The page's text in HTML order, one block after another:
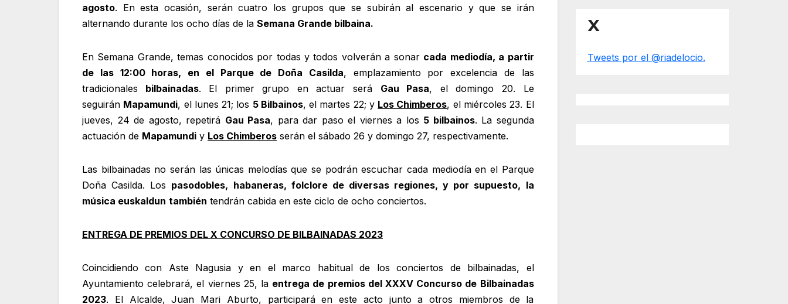
agosto. En esta ocasión, serán cuatro los grupos que se subirán al escenario y que se irán
alternando durante los ocho días de la Semana Grande bilbaina.
En Semana Grande, temas conocidos por todas y todos volverán a sonar cada mediodía, a partir
de las 12:00 horas, en el Parque de Doña Casilda, emplazamiento por excelencia de las
tradicionales bilbainadas. El primer grupo en actuar será Gau Pasa, el domingo 20. Le
seguirán Mapamundi, el lunes 21; los 5 Bilbainos, el martes 22; y Los Chimberos, el miércoles 23. El
jueves, 24 de agosto, repetirá Gau Pasa, para dar paso el viernes a los 5 bilbainos. La segunda
actuación de Mapamundi y Los Chimberos serán el sábado 26 y domingo 27, respectivamente.
Las bilbainadas no serán las únicas melodías que se podrán escuchar cada mediodía en el Parque
Doña Casilda. Los pasodobles, habaneras, folclore de diversas regiones, y por supuesto, la
música euskaldun también tendrán cabida en este ciclo de ocho conciertos.
ENTREGA DE PREMIOS DEL X CONCURSO DE BILBAINADAS 2023
Coincidiendo con Aste Nagusia y en el marco habitual de los conciertos de bilbainadas, el
Ayuntamiento celebrará, el viernes 25, la entrega de premios del XXXVConcurso de Bilbainadas
2023. El Alcalde, Juan Mari Aburto, participará en este acto junto a otros miembros de la
X
Tweets por el @riadelocio.